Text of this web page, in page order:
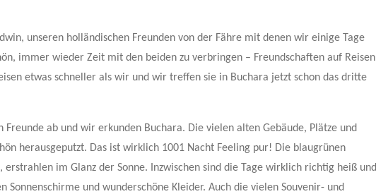
unseren holländischen Freunden von der Fähre mit denen wir einige Tage
immer wieder Zeit mit den beiden zu verbringen – Freundschaften auf Reisen
etwas schneller als wir und wir treffen sie in Buchara jetzt schon das dritte
ab und wir erkunden Buchara. Die vielen alten Gebäude, Plätze und
herausgeputzt. Das ist wirklich 1001 Nacht Feeling pur! Die blaugrünen
erstrahlen im Glanz der Sonne. Inzwischen sind die Tage wirklich richtig heiß und
und wunderschöne Kleider. Auch die vielen Souvenir- und